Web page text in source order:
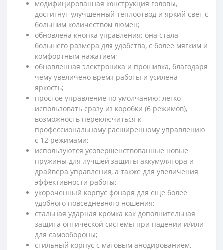
модифицированная конструкция головы,
достигнут улучшенный теплоотвод и яркий свет с
большим количеством люмен;
обновлена кнопка управления: она стала
большего размера для удобства, с более мягким и
комфортным нажатием;
обновленная электроника и прошивка, благодаря
чему увеличено время работы и усилена
яркость;
простое управление по умолчанию: легко
использовать сразу из коробки (6 режимов),
возможность переключиться к
профессиональному расширенному управлению
с 12 режимами;
используются усовершенствованные новые
пружины для лучшей защиты аккумулятора и
драйвера управления, а также для увеличения
эффективности работы;
укороченный корпус фонаря для еще более
удобного повседневного ношения;
стальная ударная кромка как дополнительная
защита оптической системы при падении и/или
для самообороны;
стильный корпус с матовым анодированием,